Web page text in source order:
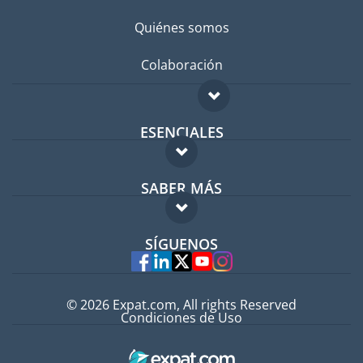
Quiénes somos
Colaboración
ESENCIALES
Foro para expatriados
Guía para expatriados
Trabajos en el extranjero
SABER MÁS
FAQ
Expertos
SÍGUENOS
© 2026 Expat.com, All rights Reserved
Condiciones de Uso